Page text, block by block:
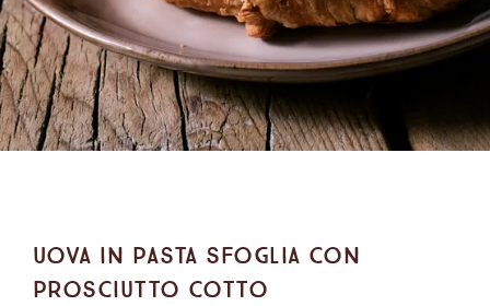
Uova in pasta sfoglia con
prosciutto cotto